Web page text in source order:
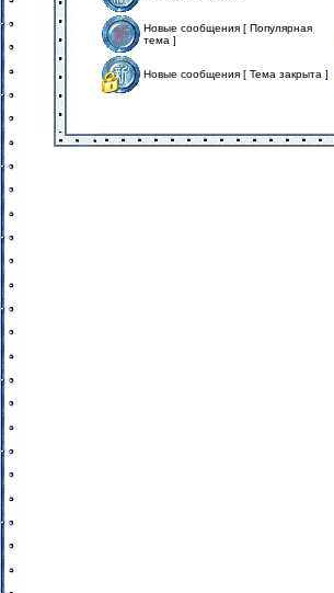
Новые сообщения [ Популярная
тема ]
Новые сообщения [ Тема закрыта ]